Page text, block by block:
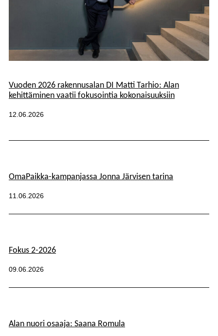
Vuoden 2026 rakennusalan DI Matti Tarhio: Alan
kehittäminen vaatii fokusointia kokonaisuuksiin
Julkaistu:
12.06.2026
OmaPaikka-kampanjassa Jonna Järvisen tarina
Julkaistu:
11.06.2026
Kategoriat:
Fokus 2-2026
Julkaistu:
09.06.2026
Kategoriat:
Alan nuori osaaja: Saana Romula